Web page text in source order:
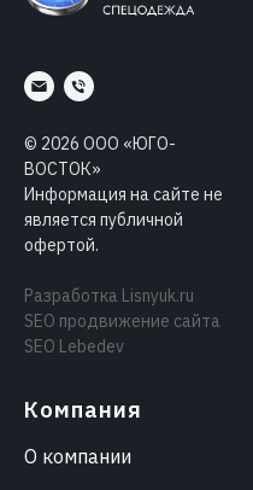
© 2026 ООО «ЮГО-
ВОСТОК»
Информация на сайте не
является публичной
офертой.
Разработка Lisnyuk.ru
SEO продвижение сайта
SEO Lebedev
Компания
О компании